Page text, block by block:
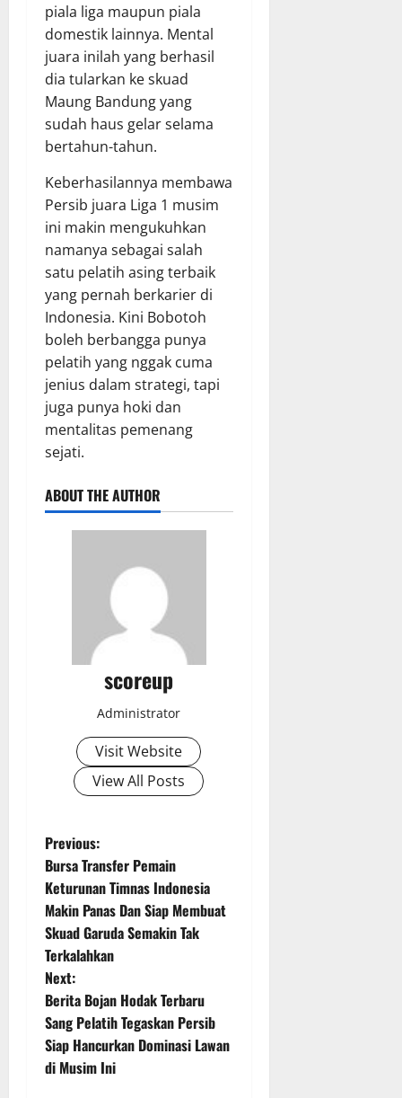
piala liga maupun piala
domestik lainnya. Mental
juara inilah yang berhasil
dia tularkan ke skuad
Maung Bandung yang
sudah haus gelar selama
bertahun-tahun.
Keberhasilannya membawa
Persib juara Liga 1 musim
ini makin mengukuhkan
namanya sebagai salah
satu pelatih asing terbaik
yang pernah berkarier di
Indonesia. Kini Bobotoh
boleh berbangga punya
pelatih yang nggak cuma
jenius dalam strategi, tapi
juga punya hoki dan
mentalitas pemenang
sejati.
ABOUT THE AUTHOR
scoreup
Administrator
Visit Website
View All Posts
P
o
s
t
n
a
v
Previous:
Bursa Transfer Pemain
Keturunan Timnas Indonesia
Makin Panas Dan Siap Membuat
Skuad Garuda Semakin Tak
Terkalahkan
Next:
Berita Bojan Hodak Terbaru
Sang Pelatih Tegaskan Persib
Siap Hancurkan Dominasi Lawan
di Musim Ini